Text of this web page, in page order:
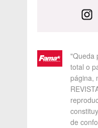
"Queda
total o
página,
de